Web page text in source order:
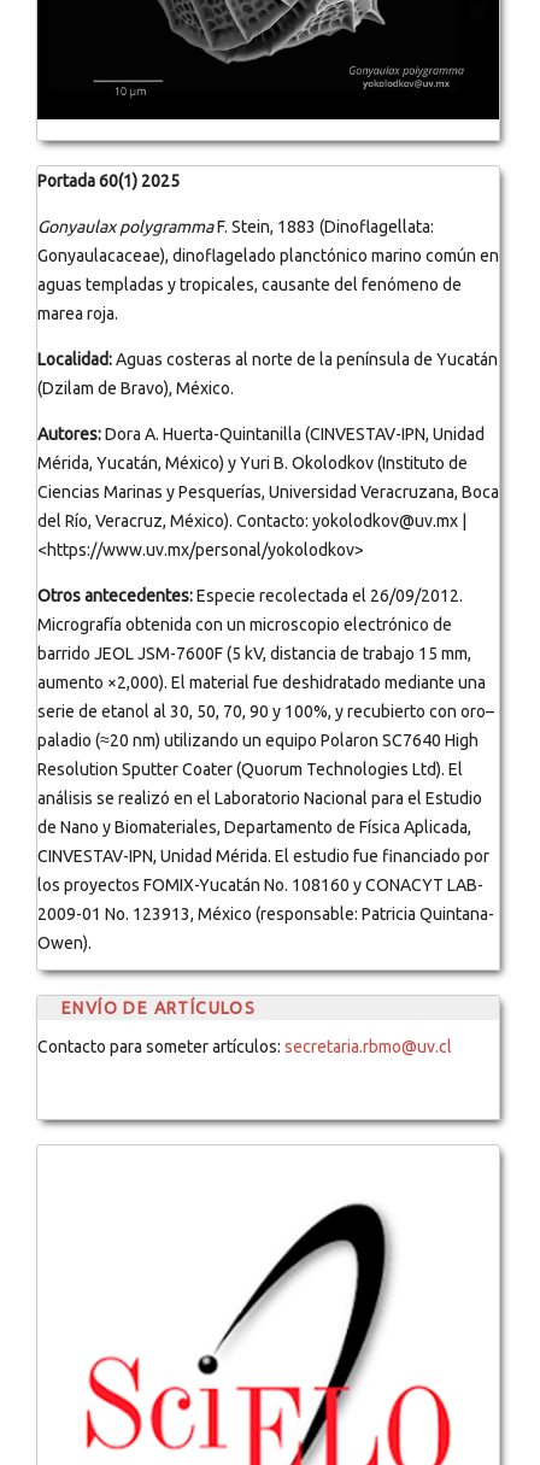
Portada 60(1) 2025
Gonyaulax polygrammaF. Stein, 1883 (Dinoflagellata:
Gonyaulacaceae), dinoflagelado planctónico marino común en
aguas templadas y tropicales, causante del fenómeno de
marea roja.
Localidad:Aguas costeras al norte de la península de Yucatán
(Dzilam de Bravo), México.
Autores:Dora A. Huerta-Quintanilla (CINVESTAV-IPN, Unidad
Mérida, Yucatán, México) y Yuri B. Okolodkov (Instituto de
Ciencias Marinas y Pesquerías, Universidad Veracruzana, Boca
del Río, Veracruz, México). Contacto: yokolodkov@uv.mx |
<https://www.uv.mx/personal/yokolodkov>
Otros antecedentes:Especie recolectada el 26/09/2012.
Micrografía obtenida con un microscopio electrónico de
barrido JEOL JSM-7600F (5 kV, distancia de trabajo 15 mm,
aumento ×2,000). El material fue deshidratado mediante una
serie de etanol al 30, 50, 70, 90 y 100%, y recubierto con oro–
paladio (≈20 nm) utilizando un equipo Polaron SC7640 High
Resolution Sputter Coater (Quorum Technologies Ltd). El
análisis se realizó en el Laboratorio Nacional para el Estudio
de Nano y Biomateriales, Departamento de Física Aplicada,
CINVESTAV-IPN, Unidad Mérida. El estudio fue financiado por
los proyectos FOMIX-Yucatán No. 108160 y CONACYT LAB-
2009-01 No. 123913, México (responsable: Patricia Quintana-
Owen).
ENVÍO DE ARTÍCULOS
Contacto para someter artículos: secretaria.rbmo@uv.cl